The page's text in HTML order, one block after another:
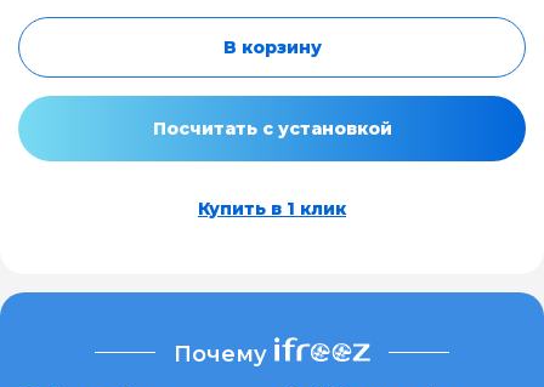
В корзину
Посчитать с установкой
Купить в 1 клик
Почему